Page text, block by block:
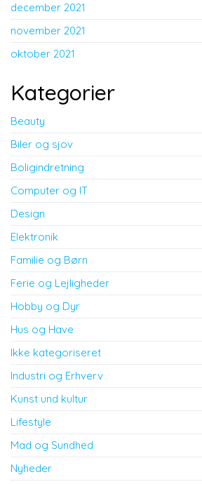
december 2021
november 2021
oktober 2021
Kategorier
Beauty
Biler og sjov
Boligindretning
Computer og IT
Design
Elektronik
Familie og Børn
Ferie og Lejligheder
Hobby og Dyr
Hus og Have
Ikke kategoriseret
Industri og Erhverv
Kunst und kultur
Lifestyle
Mad og Sundhed
Nyheder